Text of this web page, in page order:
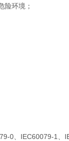
险环境；
0、IEC60079-1、